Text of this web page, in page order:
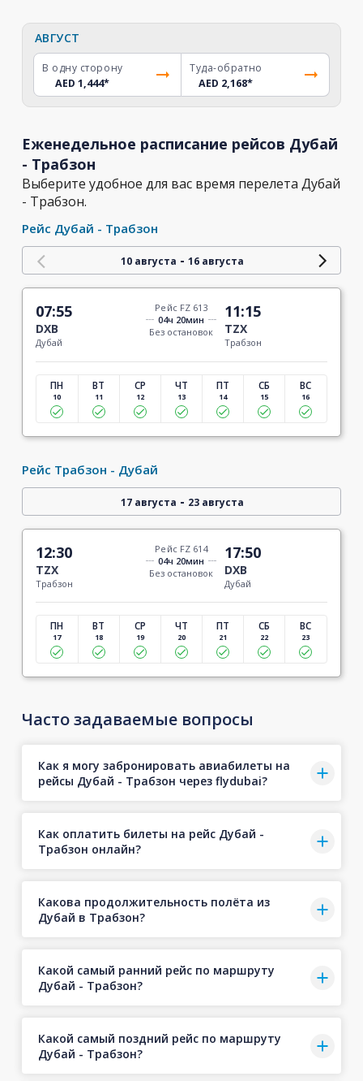
АВГУСТ
В одну сторону
AED 1,444*
Туда-обратно
AED 2,168*
Еженедельное расписание рейсов Дубай
- Трабзон
Выберите удобное для вас время перелета Дубай
- Трабзон.
Рейс Дубай - Трабзон
10 августа - 16 августа
07:55
DXB
Дубай
Рейс FZ 613
04ч 20мин
Без остановок
11:15
TZX
Трабзон
ПН
10
ВТ
11
СР
12
ЧТ
13
ПТ
14
СБ
15
ВС
16
Рейс Трабзон - Дубай
17 августа - 23 августа
12:30
TZX
Трабзон
Рейс FZ 614
04ч 20мин
Без остановок
17:50
DXB
Дубай
ПН
17
ВТ
18
СР
19
ЧТ
20
ПТ
21
СБ
22
ВС
23
Часто задаваемые вопросы
Как я могу забронировать авиабилеты на
рейсы Дубай - Трабзон через flydubai?
Как оплатить билеты на рейс Дубай -
Трабзон онлайн?
Какова продолжительность полёта из
Дубай в Трабзон?
Какой самый ранний рейс по маршруту
Дубай - Трабзон?
Какой самый поздний рейс по маршруту
Дубай - Трабзон?